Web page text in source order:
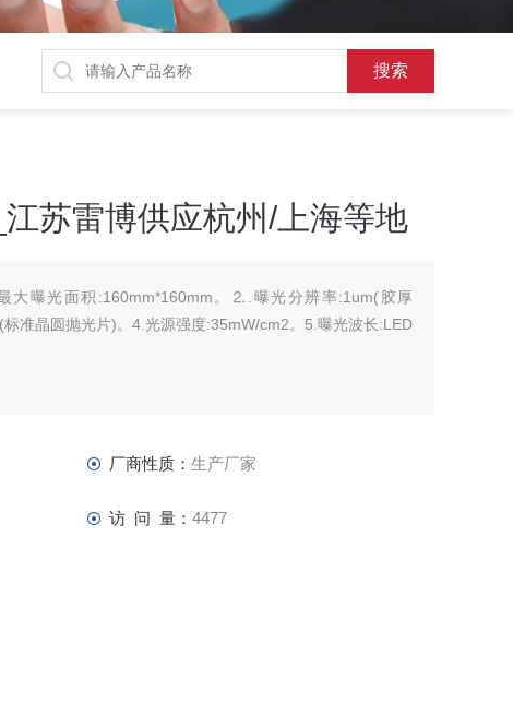
苏雷博供应杭州/上海等地
大曝光面积:160mm*160mm。⒉.曝光分辨率:1um(胶厚
准晶圆抛光片)。4.光源强度:35mW/cm2。5.曝光波长:LED
厂商性质： 生产厂家
访 问 量： 4477